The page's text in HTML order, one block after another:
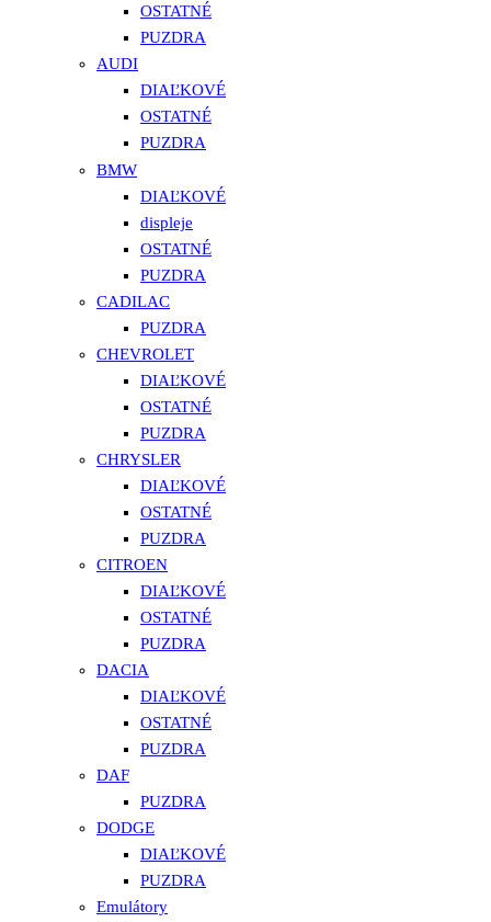
OSTATNÉ
PUZDRA
AUDI
DIAĽKOVÉ
OSTATNÉ
PUZDRA
BMW
DIAĽKOVÉ
displeje
OSTATNÉ
PUZDRA
CADILAC
PUZDRA
CHEVROLET
DIAĽKOVÉ
OSTATNÉ
PUZDRA
CHRYSLER
DIAĽKOVÉ
OSTATNÉ
PUZDRA
CITROEN
DIAĽKOVÉ
OSTATNÉ
PUZDRA
DACIA
DIAĽKOVÉ
OSTATNÉ
PUZDRA
DAF
PUZDRA
DODGE
DIAĽKOVÉ
PUZDRA
Emulátory